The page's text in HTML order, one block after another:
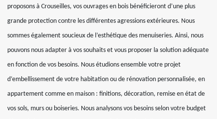
proposons à Crouseilles, vos ouvrages en bois bénéficieront d’une plus
grande protection contre les différentes agressions extérieures. Nous
sommes également soucieux de l’esthétique des menuiseries. Ainsi, nous
pouvons nous adapter à vos souhaits et vous proposer la solution adéquate
en fonction de vos besoins. Nous étudions ensemble votre projet
d’embellissement de votre habitation ou de rénovation personnalisée, en
appartement comme en maison : finitions, décoration, remise en état de
vos sols, murs ou boiseries. Nous analysons vos besoins selon votre budget